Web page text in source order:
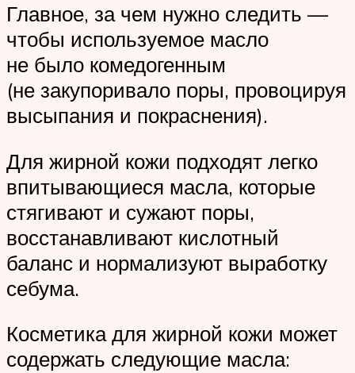
Главное, за чем нужно следить —
чтобы используемое масло
не было комедогенным
(не закупоривало поры, провоцируя
высыпания и покраснения).
Для жирной кожи подходят легко
впитывающиеся масла, которые
стягивают и сужают поры,
восстанавливают кислотный
баланс и нормализуют выработку
себума.
Косметика для жирной кожи может
содержать следующие масла: